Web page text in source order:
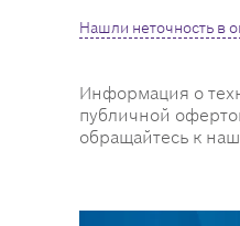
Нашли неточность в
Информация о
публичной
обращайтесь к